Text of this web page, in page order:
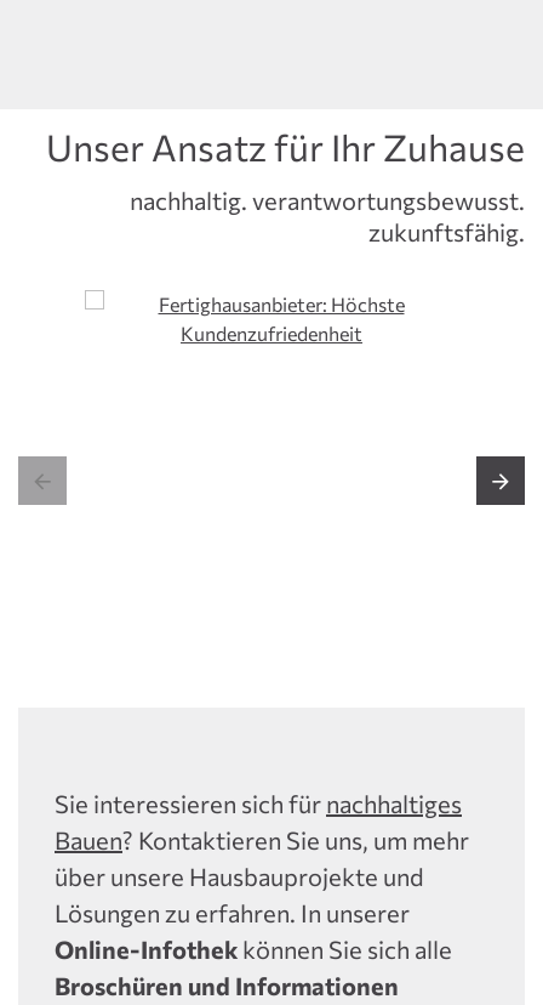
nachhaltig. verantwortungsbewusst.
zukunftsfähig.
Unser Ansatz für Ihr Zuhause
 
Sie interessieren sich für nachhaltiges
Bauen? Kontaktieren Sie uns, um mehr
über unsere Hausbauprojekte und
Lösungen zu erfahren. In unserer
Online-Infothek können Sie sich alle
Broschüren und Informationen